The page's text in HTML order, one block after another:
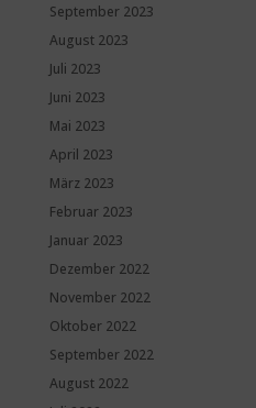
September 2023
August 2023
Juli 2023
Juni 2023
Mai 2023
April 2023
März 2023
Februar 2023
Januar 2023
Dezember 2022
November 2022
Oktober 2022
September 2022
August 2022